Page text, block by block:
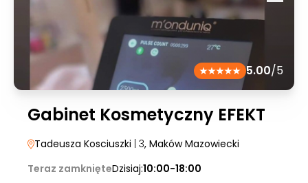
5.00/5
Gabinet Kosmetyczny EFEKT
Tadeusza Kosciuszki | 3, Maków Mazowiecki
Teraz zamknięteDzisiaj:10:00-18:00